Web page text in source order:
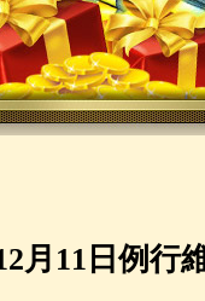
月11日例行